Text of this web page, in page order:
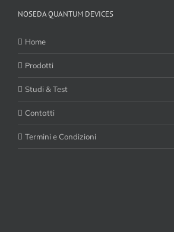
NOSEDA QUANTUM DEVICES
Home
Prodotti
Studi & Test
Contatti
Termini e Condizioni